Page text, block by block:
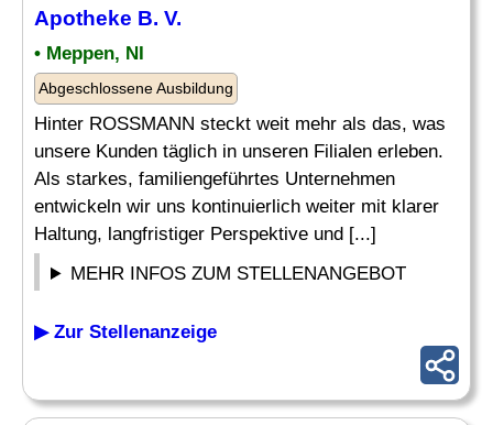
Apotheke B. V.
• Meppen, NI
Abgeschlossene Ausbildung
Hinter ROSSMANN steckt weit mehr als das, was
unsere Kunden täglich in unseren Filialen erleben.
Als starkes, familiengeführtes Unternehmen
entwickeln wir uns kontinuierlich weiter mit klarer
Haltung, langfristiger Perspektive und [...]
MEHR INFOS ZUM STELLENANGEBOT
▶ Zur Stellenanzeige